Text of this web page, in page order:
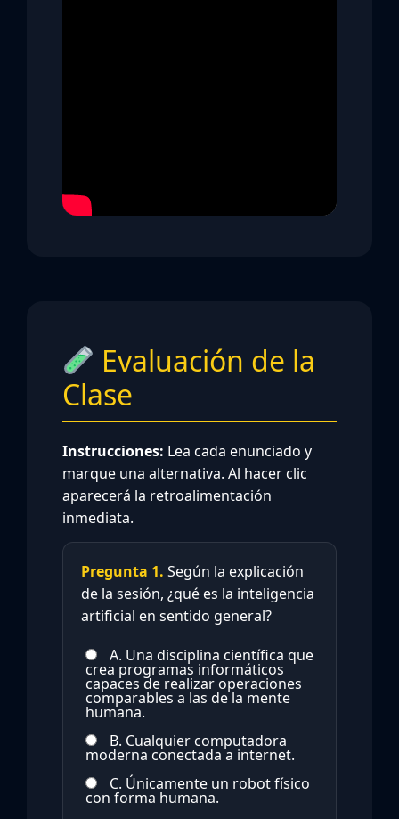
Evaluación de la
Clase
Instrucciones: Lea cada enunciado y
marque una alternativa. Al hacer clic
aparecerá la retroalimentación
inmediata.
Pregunta 1. Según la explicación
de la sesión, ¿qué es la inteligencia
artificial en sentido general?
A. Una disciplina científica que
crea programas informáticos
capaces de realizar operaciones
comparables a las de la mente
humana.
B. Cualquier computadora
moderna conectada a internet.
C. Únicamente un robot físico
con forma humana.